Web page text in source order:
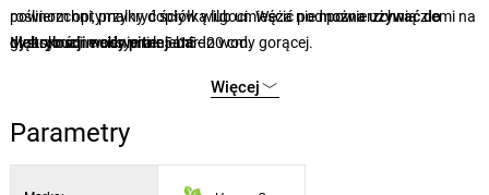
powierzchni, przykryć ściółką lub umieścić pod powierzchnią ziemi na
głębokości maksymalnie 15–20 cm.
roślinom optymalny dopływ wilgoci. Węża niemożna używać do
dystrybucji wody pitnej anido wody gorącej.
Maksymalne ciśnienie: 5 bar
Więcej
Parametry